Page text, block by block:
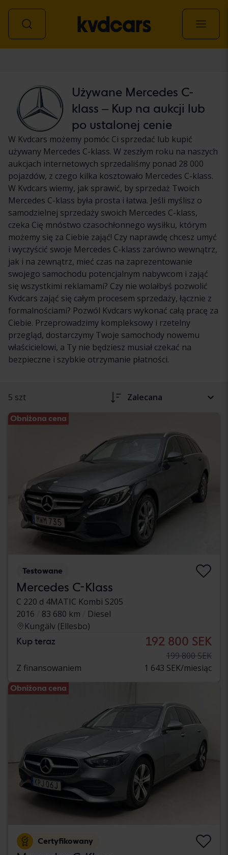
Używane Mercedes C-
klass – Kup na aukcji lub
po ustalonej cenie
W Kvdcars możemy pomóc Ci sprzedać lub kupić
używany Mercedes C-klass. W zeszłym roku na naszych
aukcjach internetowych sprzedaliśmy ponad 28 000
pojazdów, z czego kilka kosztowało Mercedes C-klass.
W Kvdcars wiemy, jak sprawić, by sprzedaż Twoich
Mercedes C-klass była prosta i łatwa. Jeśli myślisz o
samodzielnej sprzedaży swoich Mercedes C-klass,
czeka Cię mnóstwo czasochłonnego wysiłku, którym
możemy się za Ciebie zająć! Czy naprawdę chcesz umyć
i wyczyścić swoje Mercedes C-klass zarówno wewnątrz,
jak i na zewnątrz, mieć czas na zaprezentowanie
swojego samochodu potencjalnym nabywcom i zająć
się wszystkimi reklamami? Czy nie wolałbyś pozwolić
Kvdcars zająć się całym procesem sprzedaży, łącznie z
formalnościami? Pozwól Kvdcars wykonać całą pracę za
Ciebie. Przeprowadzimy kompleksowy i rzetelny
przegląd, dostarczymy Twoje samochody nowemu
właścicielowi, a Ty nie będziesz musiał czekać na
bezpieczne i szybkie otrzymanie płatności.
5 szt Zalecana
Obniżona cena
Testowane
Mercedes C-Klass
C 220 d 4MATIC Kombi S205
2016
83 680 km
Diesel
Kungälv (Ellesbo)
Kup teraz 192 800 SEK
199 800 SEK
Z finansowaniem
1 643 SEK/miesiąc
Obniżona cena
Certyfikowany